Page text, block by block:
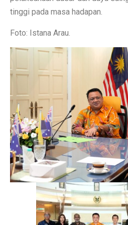
tinggi pada masa hadapan.
Foto: Istana Arau.